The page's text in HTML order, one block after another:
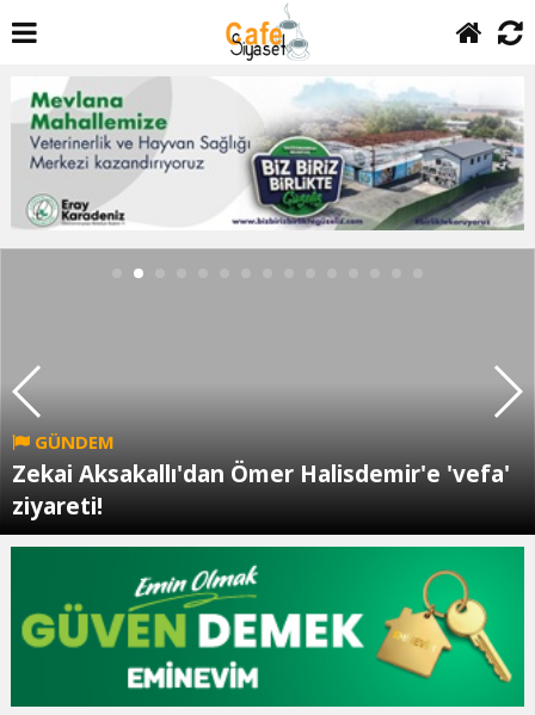
GÜNDEM
Zekai Aksakallı'dan Ömer Halisdemir'e 'vefa'
ziyareti!